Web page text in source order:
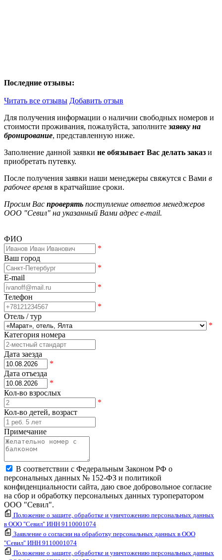
Последние отзывы:
Читать все отзывы Добавить отзыв
Для получения информации о наличии свободных номеров и
стоимости проживания, пожалуйста, заполните заявку на
бронирование, представленную ниже.
Заполнение данной заявки не обязывает Вас делать заказ и
приобретать путевку.
После получения заявки наши менеджеры свяжутся с Вами в
рабочее время в кратчайшие сроки.
Просим Вас проверять поступление ответов менеджеров
ООО "Севил" на указанный Вами адрес e-mail.
ФИО
*
Ваш город
*
E-mail
*
Телефон
*
Отель / тур
*
Категория номера
Дата заезда
*
Дата отъезда
*
Кол-во взрослых
*
Кол-во детей, возраст
Примечание
В соответствии с Федеральным Законом РФ о
персональных данных № 152-ФЗ и политикой
конфиденциальности сайта, даю свое добровольное согласие
на сбор и обработку персональных данных туроператором
ООО "Севил".
Положение о защите, обработке и уничтожению персональных данных
в ООО "Севил" ИНН 9110001074
Заявление о согласии на обработку персональных данных в ООО
"Севил" ИНН 9110001074
Положение о защите, обработке и уничтожению персональных данных